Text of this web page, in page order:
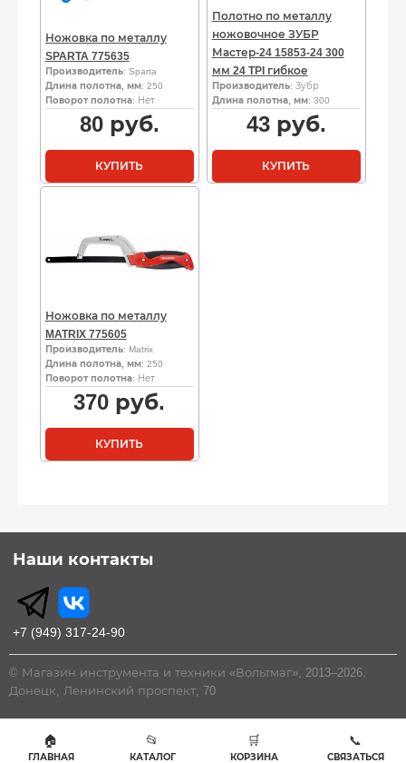
Ножовка по металлу
SPARTA 775635
Производитель: Sparta
Длина полотна, мм: 250
Поворот полотна: Нет
80руб.
КУПИТЬ
Полотно по металлу
ножовочное ЗУБР
Мастер-24 15853-24 300
мм 24 TPI гибкое
Производитель: Зубр
Длина полотна, мм: 300
43руб.
КУПИТЬ
Ножовка по металлу
MATRIX 775605
Производитель: Matrix
Длина полотна, мм: 250
Поворот полотна: Нет
370 руб.
КУПИТЬ
Наши контакты
+7 (949) 317-24-90
© Магазин инструмента и техники «Вольтмаг», 2013–2026.
Донецк, Ленинский проспект, 70
🏠
ГЛАВНАЯ
📂
КАТАЛОГ
🛒
КОРЗИНА
📞
СВЯЗАТЬСЯ